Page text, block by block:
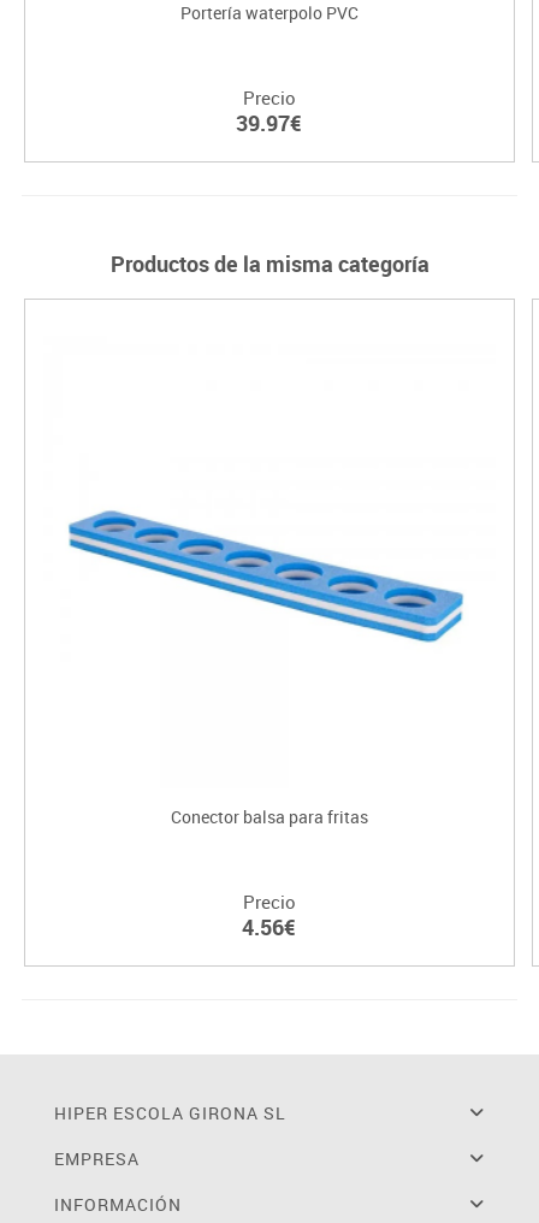
Portería waterpolo PVC
Precio
39.97€
Productos de la misma categoría
Conector balsa para fritas
Precio
4.56€
HIPER ESCOLA GIRONA SL
EMPRESA
INFORMACIÓN